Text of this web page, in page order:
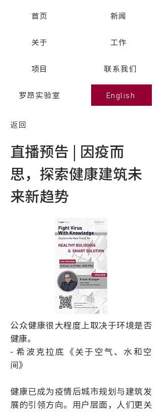
首页
关于
项目
罗昂实验室
新闻
工作
联系我们
English
返回
直播预告 | 因疫而
思，探索健康建筑未
来新趋势
公众健康很大程度上取决于环境是否
健康。
- 希波克拉底《关于空气、水和空
间》
健康已成为疫情后城市规划与建筑发
展的引领方向。用户层面，人们更关